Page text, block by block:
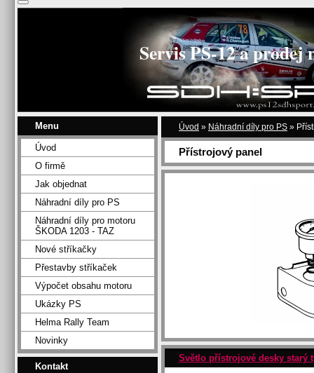
Servis PS-12 a
Úvod » Náhradní díly pro PS »
Přístrojový panel
Světlo přístrojové desky starý
Menu
Úvod
O firmě
Jak objednat
Náhradní díly pro PS
Náhradní díly pro motoru
ŠKODA 1203 - TAZ
Nové stříkačky
Přestavby stříkaček
Výpočet obsahu motoru
Ukázky PS
Helma Rally Team
Novinky
Kontakt